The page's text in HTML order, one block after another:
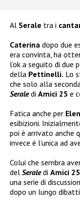
Al Serale tra i
Caterina dopo due
era convinta, ha
l’ok a seguito di due
della Pettinelli. Lo
che solo alla
Seraledi Amici 25 e
Fatica anche per
esibizioni.
poi è arrivato anche
invece è l’unica ad
Colui che sembra
del Seraledi Amici 25
una serie di
dopo un lungo